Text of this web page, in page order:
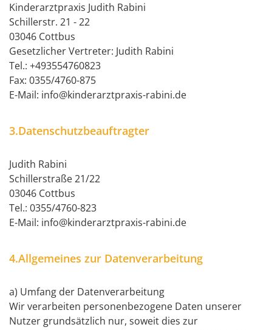
Kinderarztpraxis Judith Rabini
Schillerstr. 21 - 22
03046 Cottbus
Gesetzlicher Vertreter: Judith Rabini
Tel.: +493554760823
Fax: 0355/4760-875
E-Mail: info@kinderarztpraxis-rabini.de
3.Datenschutzbeauftragter
Judith Rabini
Schillerstraße 21/22
03046 Cottbus
Tel.: 0355/4760-823
E-Mail: info@kinderarztpraxis-rabini.de
4.Allgemeines zur Datenverarbeitung
a) Umfang der Datenverarbeitung
Wir verarbeiten personenbezogene Daten unserer
Nutzer grundsätzlich nur, soweit dies zur